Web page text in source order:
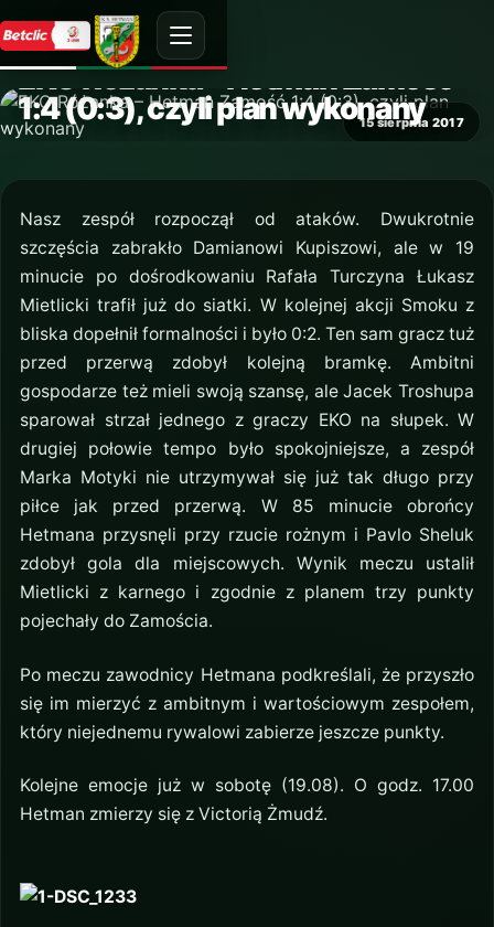
15 sierpnia 2017
AKTUALNOŚĆ
EKO Różanka – Hetman Zamość
1:4 (0:3), czyli plan wykonany
Nasz zespół rozpoczął od ataków. Dwukrotnie
szczęścia zabrakło Damianowi Kupiszowi, ale w 19
minucie po dośrodkowaniu Rafała Turczyna Łukasz
Mietlicki trafił już do siatki. W kolejnej akcji Smoku z
bliska dopełnił formalności i było 0:2. Ten sam gracz tuż
przed przerwą zdobył kolejną bramkę. Ambitni
gospodarze też mieli swoją szansę, ale Jacek Troshupa
sparował strzał jednego z graczy EKO na słupek. W
drugiej połowie tempo było spokojniejsze, a zespół
Marka Motyki nie utrzymywał się już tak długo przy
piłce jak przed przerwą. W 85 minucie obrońcy
Hetmana przysnęli przy rzucie rożnym i Pavlo Sheluk
zdobył gola dla miejscowych. Wynik meczu ustalił
Mietlicki z karnego i zgodnie z planem trzy punkty
pojechały do Zamościa.
Po meczu zawodnicy Hetmana podkreślali, że przyszło
się im mierzyć z ambitnym i wartościowym zespołem,
który niejednemu rywalowi zabierze jeszcze punkty.
Kolejne emocje już w sobotę (19.08). O godz. 17.00
Hetman zmierzy się z Victorią Żmudź.